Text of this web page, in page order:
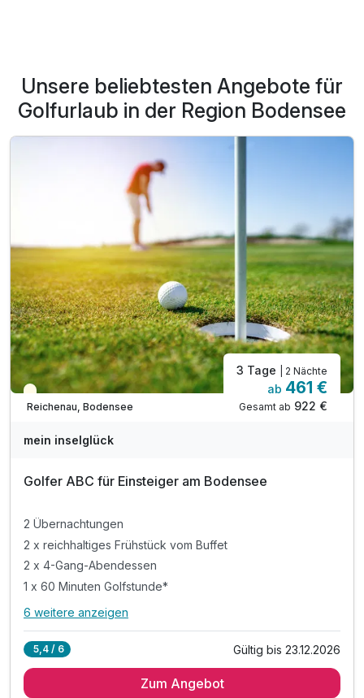
Unsere beliebtesten Angebote für
Golfurlaub in der Region Bodensee
Teilweise ausgelastet
Reichenau, Bodensee
3 Tage | 2 Nächte
ab 461 €
Gesamt ab 922 €
mein inselglück
Golfer ABC für Einsteiger am Bodensee
2 Übernachtungen
2 x reichhaltiges Frühstück vom Buffet
2 x 4-Gang-Abendessen
1 x 60 Minuten Golfstunde*
Alle Inklusivleistungen
2 x reichhaltiges Frühstück vom Buffet
6 weitere anzeigen
5,4 / 6 Gültig bis 23.12.2026
Zum Angebot